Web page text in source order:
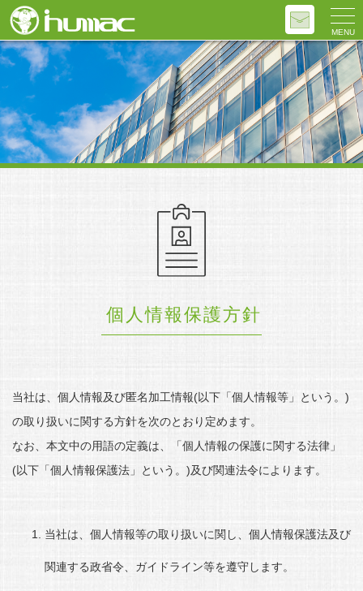
個人情報保護方針
当社は、個人情報及び匿名加工情報(以下「個人情報等」という。)
の取り扱いに関する方針を次のとおり定めます。
なお、本文中の用語の定義は、「個人情報の保護に関する法律」
(以下「個人情報保護法」という。)及び関連法令によります。
当社は、個人情報等の取り扱いに関し、個人情報保護法及び
関連する政省令、ガイドライン等を遵守します。
MENU